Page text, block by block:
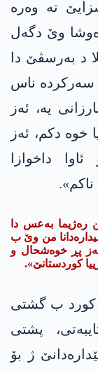
ته‌ وەرە
وێ دگەل
د بەرسڤێ دا
سەرکردە ناس
یە، ئەز
خوە دکم، ئەز
داخوازا
رەژیما بەعس دا
من وێ ب
ئەز پڕ خوەشحال و
کوردستانێ».
کورد ب گشتی
پشتی
ژ بۆ